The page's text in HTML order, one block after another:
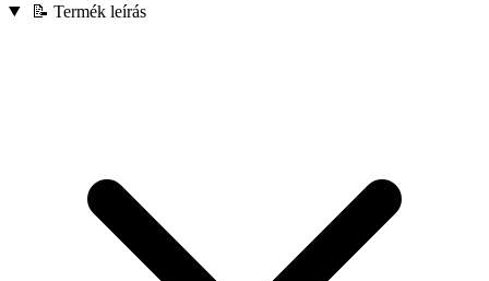
📝 Termék leírás